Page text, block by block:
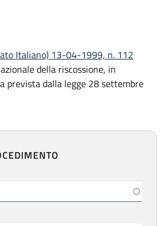
Italiano) 13-04-1999, n. 112
della riscossione, in
prevista dalla legge 28 settembre